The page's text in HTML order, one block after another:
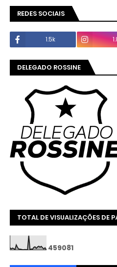
REDES SOCIAIS
1.5k
DELEGADO ROSSINE
TOTAL DE VISUALIZAÇÕES DE
459081